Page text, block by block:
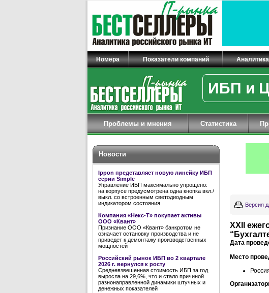
Номера Показатели компаний
ИБП и
Проблемы и мнения Статистика
Новости
Ippon представляет новую линейку ИБП
серии Simple
Управление ИБП максимально упрощено:
на корпусе предусмотрена одна кнопка вкл./
выкл. со встроенным светодиодным
индикатором состояния
Компания «Некс-Т» покупает активы
ООО «Квант»
Признание ООО «Квант» банкротом не
означает остановку производства и не
приведет к демонтажу производственных
мощностей
Российский рынок ИБП во 2 квартале
2026 г. вернулся к росту
Средневзвешенная стоимость ИБП за год
выросла на 29,6%, что и стало причиной
разнонаправленной динамики штучных и
денежных показателей
Версия
XXII
Дата
Место